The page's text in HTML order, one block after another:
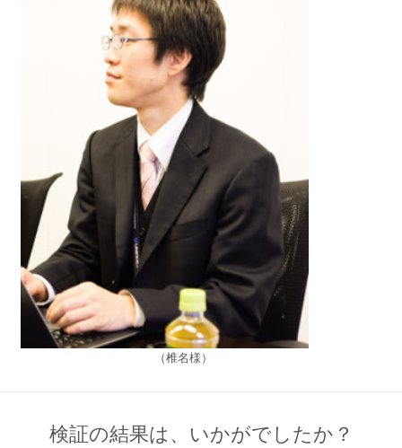
（椎名様）
検証の結果は、いかがでしたか？